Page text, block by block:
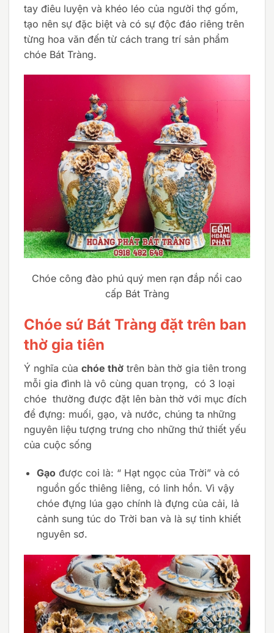
tay điêu luyện và khéo léo của người thợ gốm,
tạo nên sự đặc biệt và có sự độc đáo riêng trên
từng hoa văn đến từ cách trang trí sản phẩm
chóe Bát Tràng.
Chóe công đào phú quý men rạn đắp nổi cao
cấp Bát Tràng
Chóe sứ Bát Tràng đặt trên ban
thờ gia tiên
Ý nghĩa của chóe thờ trên bàn thờ gia tiên trong
mỗi gia đình là vô cùng quan trọng, có 3 loại
chóe thường được đặt lên bàn thờ với mục đích
để đựng: muối, gạo, và nước, chúng ta những
nguyên liệu tượng trưng cho những thứ thiết yếu
của cuộc sống
Gạođược coi là: “ Hạt ngọc của Trời” và có
nguồn gốc thiêng liêng, có linh hồn. Vì vậy
chóe đựng lúa gạo chính là đựng của cải, lả
cảnh sung túc do Trời ban và là sự tinh khiết
nguyên sơ.